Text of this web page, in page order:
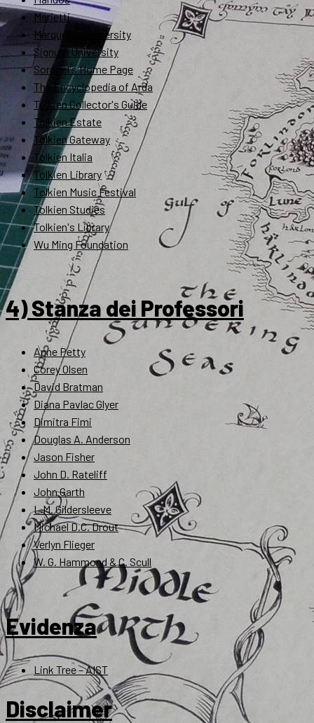
Marietti
Marquette University
Signum University
Soronel's Home Page
The Encyclopedia of Arda
Tolkien Collector's Guide
Tolkien Estate
Tolkien Gateway
Tolkien Italia
Tolkien Library
Tolkien Music Festival
Tolkien Studies
Tolkien's Library
Wu Ming Foundation
4) Stanza dei Professori
Anne Petty
Corey Olsen
David Bratman
Diana Pavlac Glyer
Dimitra Fimi
Douglas A. Anderson
Jason Fisher
John D. Rateliff
John Garth
L.M. Gildersleeve
Michael D.C. Drout
Verlyn Flieger
W. G. Hammond & C. Scull
Evidenza
Link Tree – AIST
Disclaimer